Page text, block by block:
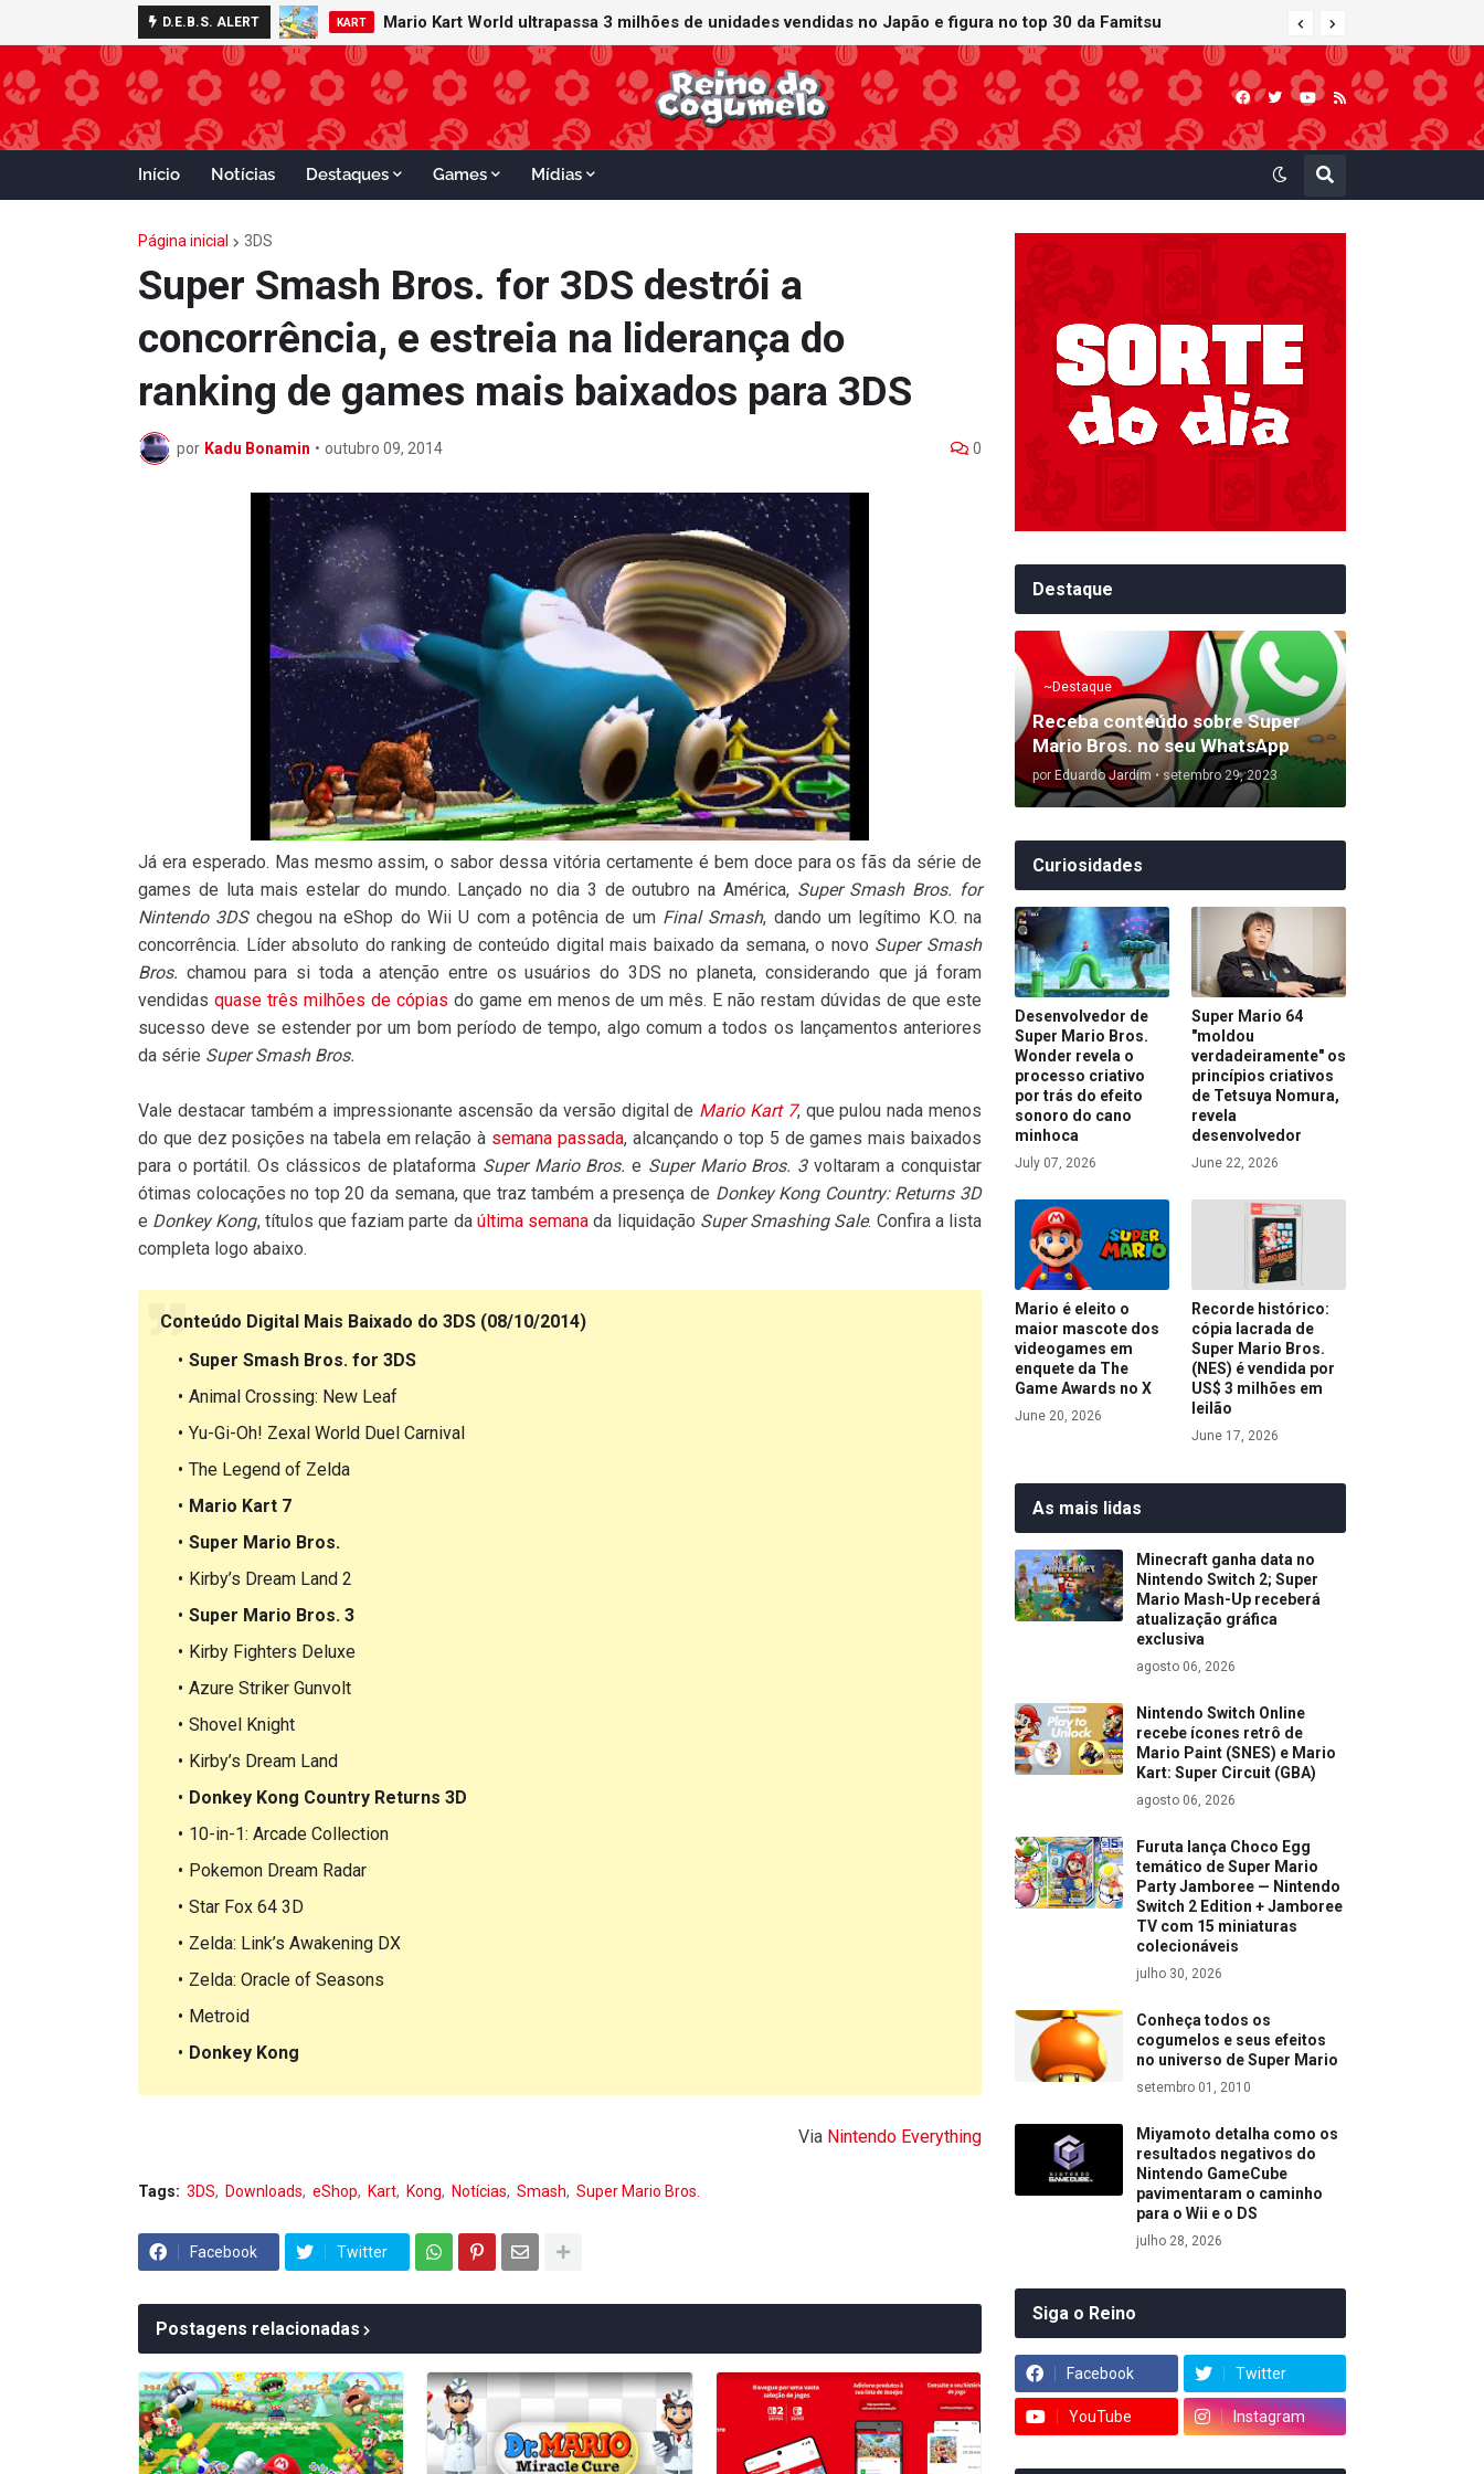
D.E.B.S. ALERT NOTÍCIAS Minecraft ganha data no Nintendo Switch 2; Super Mario Mash-Up receberá atualização gráfica exclusiva
Início Notícias Destaques Games Mídias
Página inicial 3DS
Super Smash Bros. for 3DS destrói a
concorrência, e estreia na liderança do
ranking de games mais baixados para 3DS
por Kadu Bonamin • outubro 09, 2014 0
Já era esperado. Mas mesmo assim, o sabor dessa vitória certamente é bem doce para os fãs da série de
games de luta mais estelar do mundo. Lançado no dia 3 de outubro na América, Super Smash Bros. for
Nintendo 3DSchegou na eShop do Wii U com a potência de um Final Smash, dando um legítimo K.O. na
concorrência. Líder absoluto do ranking de conteúdo digital mais baixado da semana, o novo Super Smash
Bros. chamou para si toda a atenção entre os usuários do 3DS no planeta, considerando que já foram
vendidas quase três milhões de cópias do game em menos de um mês. E não restam dúvidas de que este
sucesso deve se estender por um bom período de tempo, algo comum a todos os lançamentos anteriores
da série Super Smash Bros.
Vale destacar também a impressionante ascensão da versão digital de Mario Kart 7, que pulou nada menos
do que dez posições na tabela em relação à semana passada, alcançando o top 5 de games mais baixados
para o portátil. Os clássicos de plataforma Super Mario Bros. e Super Mario Bros. 3voltaram a conquistar
ótimas colocações no top 20 da semana, que traz também a presença de Donkey Kong Country: Returns 3D
e Donkey Kong, títulos que faziam parte da última semana da liquidação Super Smashing Sale. Confira a lista
completa logo abaixo.
Conteúdo Digital Mais Baixado do 3DS (08/10/2014)
Super Smash Bros. for 3DS
Animal Crossing: New Leaf
Yu-Gi-Oh! Zexal World Duel Carnival
The Legend of Zelda
Mario Kart 7
Super Mario Bros.
Kirby’s Dream Land 2
Super Mario Bros. 3
Kirby Fighters Deluxe
Azure Striker Gunvolt
Shovel Knight
Kirby’s Dream Land
Donkey Kong Country Returns 3D
10-in-1: Arcade Collection
Pokemon Dream Radar
Star Fox 64 3D
Zelda: Link’s Awakening DX
Zelda: Oracle of Seasons
Metroid
Donkey Kong
Via Nintendo Everything
Tags: 3DS Downloads eShop Kart Kong Notícias Smash Super Mario Bros.
Facebook Twitter
Postagens relacionadas
Destaque
~Destaque
Receba conteúdo sobre Super
Mario Bros. no seu WhatsApp
por Eduardo Jardim • setembro 29, 2023
Curiosidades
Desenvolvedor de
Super Mario Bros.
Wonder revela o
processo criativo
por trás do efeito
sonoro do cano
minhoca
July 07, 2026
Super Mario 64
"moldou
verdadeiramente" os
princípios criativos
de Tetsuya Nomura,
revela
desenvolvedor
June 22, 2026
Mario é eleito o
maior mascote dos
videogames em
enquete da The
Game Awards no X
June 20, 2026
Recorde histórico:
cópia lacrada de
Super Mario Bros.
(NES) é vendida por
US$ 3 milhões em
leilão
June 17, 2026
As mais lidas
Minecraft ganha data no
Nintendo Switch 2; Super
Mario Mash-Up receberá
atualização gráfica
exclusiva
agosto 06, 2026
Nintendo Switch Online
recebe ícones retrô de
Mario Paint (SNES) e Mario
Kart: Super Circuit (GBA)
agosto 06, 2026
Furuta lança Choco Egg
temático de Super Mario
Party Jamboree — Nintendo
Switch 2 Edition + Jamboree
TV com 15 miniaturas
colecionáveis
julho 30, 2026
Conheça todos os
cogumelos e seus efeitos
no universo de Super Mario
setembro 01, 2010
Miyamoto detalha como os
resultados negativos do
Nintendo GameCube
pavimentaram o caminho
para o Wii e o DS
julho 28, 2026
Siga o Reino
Facebook Twitter
YouTube Instagram